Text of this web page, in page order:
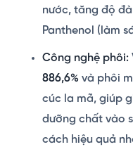
nước, tăng độ
Panthenol (làm
Công nghệ phôi:
886,6% và phôi
cúc la mã, giúp
dưỡng chất vào
cách hiệu quả